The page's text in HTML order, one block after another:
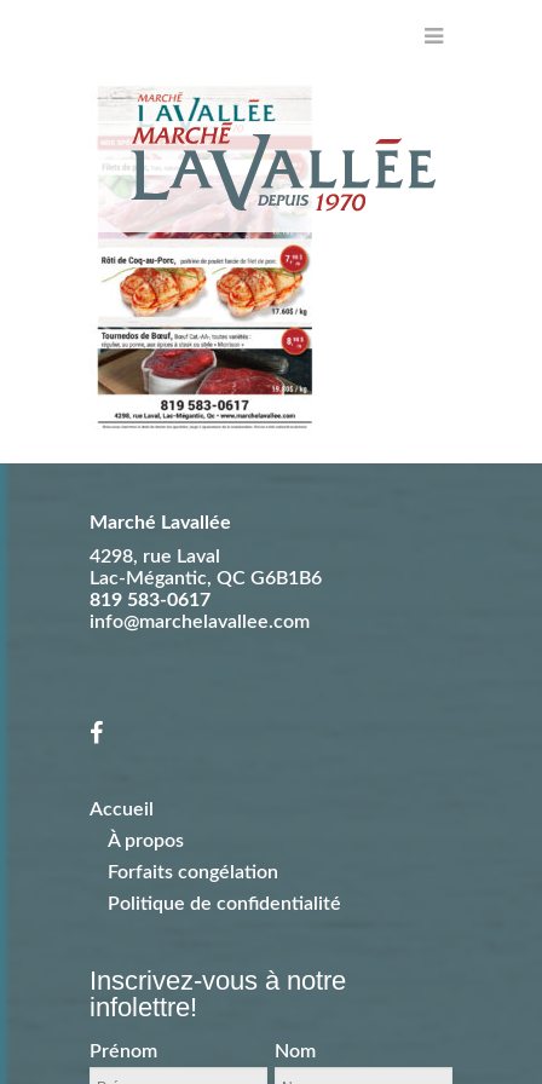
Marché Lavallée
4298, rue Laval
Lac-Mégantic, QC G6B1B6
819 583-0617
info@marchelavallee.com
Accueil
À propos
Forfaits congélation
Politique de confidentialité
Inscrivez-vous à notre
infolettre!
Prénom Nom